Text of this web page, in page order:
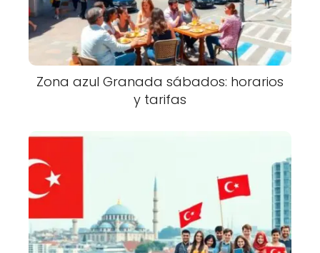
Zona azul Granada sábados: horarios
y tarifas